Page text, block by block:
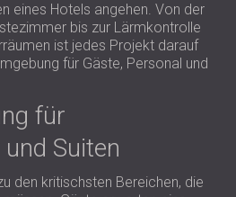
eines Hotels angehen. Von der
bis zur Lärmkontrolle
ist jedes Projekt darauf
für Gäste, Personal und
für
Suiten
den kritischsten Bereichen, die